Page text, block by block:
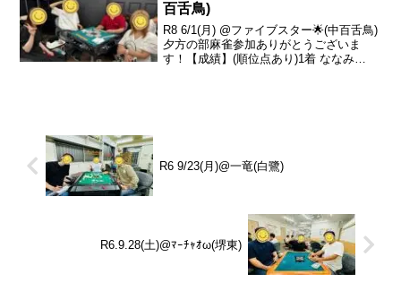
百舌鳥)
R8 6/1(月) @ファイブスター🌟(中百舌鳥)
夕方の部麻雀参加ありがとうございま
す！【成績】(順位点あり)1着 ななみ
R6 9/23(月)@一竜(白鷺)
R6.9.28(土)@ﾏｰﾁｬｵω(堺東)